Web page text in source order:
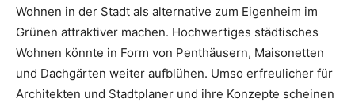
Wohnen in der Stadt als alternative zum Eigenheim im
Grünen attraktiver machen. Hochwertiges städtisches
Wohnen könnte in Form von Penthäusern, Maisonetten
und Dachgärten weiter aufblühen. Umso erfreulicher für
Architekten und Stadtplaner und ihre Konzepte scheinen